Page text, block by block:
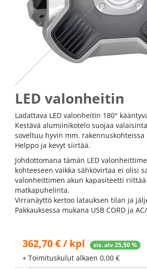
LED valonheitin
Ladattava LED valonheitin 180°
Kestävä alumiinikotelo suojaa
soveltuu hyvin mm. rakennuskohteissa
Helppo ja kevyt siirtää.
Johdottomana tämän LED
kohteeseen vaikka sähkövirtaa ei olisi
valonheittimen akun kapasiteetti riittää
matkapuhelinta.
Virranäyttö kertoo latauksen tilan ja
Pakkauksessa mukana USB CORD ja
362,70 € / kpl sis. alv 25,50 %
+ Toimituskulut alkaen 0,00 €